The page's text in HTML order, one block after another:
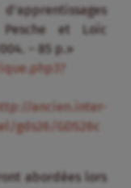
et Loïc
– 85 p.»
ancien.inter-
gds26/GDS26c
abordées lors